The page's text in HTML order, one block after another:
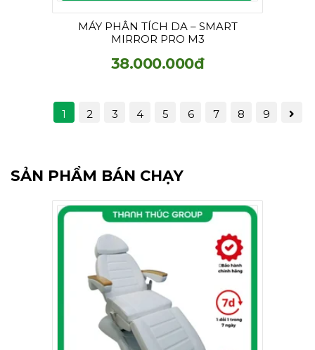
MÁY PHÂN TÍCH DA – SMART
MIRROR PRO M3
38.000.000đ
1 2 3 4 5 6 7 8 9
SẢN PHẨM BÁN CHẠY